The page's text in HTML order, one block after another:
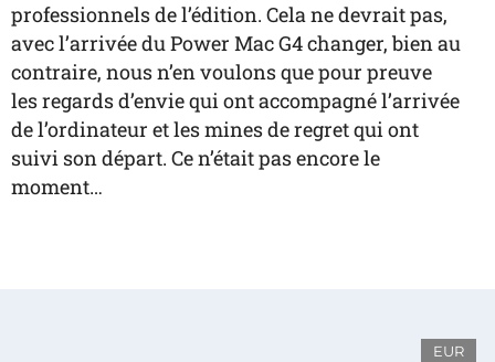
professionnels de l’édition. Cela ne devrait pas,
avec l’arrivée du Power Mac G4 changer, bien au
contraire, nous n’en voulons que pour preuve
les regards d’envie qui ont accompagné l’arrivée
de l’ordinateur et les mines de regret qui ont
suivi son départ. Ce n’était pas encore le
moment…
EUR